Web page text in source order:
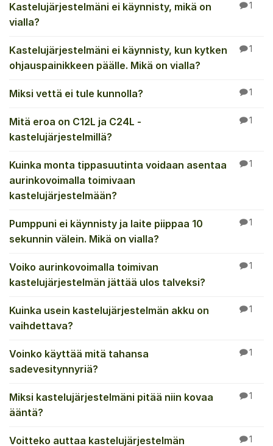
Kastelujärjestelmäni ei käynnisty, mikä on
vialla?
1
Kastelujärjestelmäni ei käynnisty, kun kytken
ohjauspainikkeen päälle. Mikä on vialla?
1
Miksi vettä ei tule kunnolla? 1
Mitä eroa on C12L ja C24L -
kastelujärjestelmillä?
1
Kuinka monta tippasuutinta voidaan asentaa
aurinkovoimalla toimivaan
kastelujärjestelmään?
1
Pumppuni ei käynnisty ja laite piippaa 10
sekunnin välein. Mikä on vialla?
1
Voiko aurinkovoimalla toimivan
kastelujärjestelmän jättää ulos talveksi?
1
Kuinka usein kastelujärjestelmän akku on
vaihdettava?
1
Voinko käyttää mitä tahansa
sadevesitynnyriä?
1
Miksi kastelujärjestelmäni pitää niin kovaa
ääntä?
1
Voitteko auttaa kastelujärjestelmän 1